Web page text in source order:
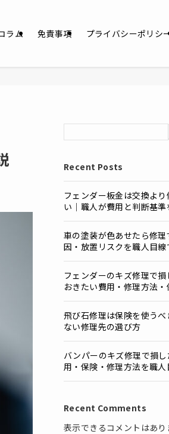
ラム 免責事項 プライバシーポリシ
Recent Posts
フェンダー板金は交換よ
い｜職人が費用と判断基
車の塗装が色あせたら修
因・放置リスクを職人目
フェンダーのキズ修理で
おきたい費用・修理方法
飛び石修理は保険を使う
ない修理先の選び方
バンパーのキズ修理で損
用・保険・修理方法を職
Recent Comments
表示できるコメントはあり